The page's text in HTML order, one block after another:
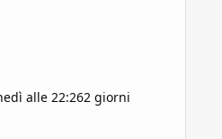
alle 22:262 giorni